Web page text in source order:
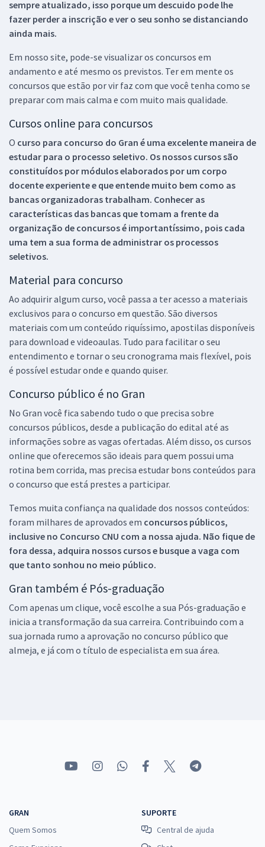
sempre atualizado, isso porque um descuido pode lhe
fazer perder a inscrição e ver o seu sonho se distanciando
ainda mais.
Em nosso site, pode-se visualizar os concursos em
andamento e até mesmo os previstos. Ter em mente os
concursos que estão por vir faz com que você tenha como se
preparar com mais calma e com muito mais qualidade.
Cursos online para concursos
O curso para concurso do Gran é uma excelente maneira de
estudar para o processo seletivo. Os nossos cursos são
constituídos por módulos elaborados por um corpo
docente experiente e que entende muito bem como as
bancas organizadoras trabalham. Conhecer as
características das bancas que tomam a frente da
organização de concursos é importantíssimo, pois cada
uma tem a sua forma de administrar os processos
seletivos.
Material para concurso
Ao adquirir algum curso, você passa a ter acesso a materiais
exclusivos para o concurso em questão. São diversos
materiais com um conteúdo riquíssimo, apostilas disponíveis
para download e videoaulas. Tudo para facilitar o seu
entendimento e tornar o seu cronograma mais flexível, pois
é possível estudar onde e quando quiser.
Concurso público é no Gran
No Gran você fica sabendo tudo o que precisa sobre
concursos públicos, desde a publicação do edital até as
informações sobre as vagas ofertadas. Além disso, os cursos
online que oferecemos são ideais para quem possui uma
rotina bem corrida, mas precisa estudar bons conteúdos para
o concurso que está prestes a participar.
Temos muita confiança na qualidade dos nossos conteúdos:
foram milhares de aprovados em concursos públicos,
inclusive no Concurso CNU com a nossa ajuda. Não fique de
fora dessa, adquira nossos cursos e busque a vaga com
que tanto sonhou no meio público.
Gran também é Pós-graduação
Com apenas um clique, você escolhe a sua Pós-graduação e
inicia a transformação da sua carreira. Contribuindo com a
sua jornada rumo a aprovação no concurso público que
almeja, e já com o título de especialista em sua área.
GRAN
Quem Somos
SUPORTE
Central de ajuda